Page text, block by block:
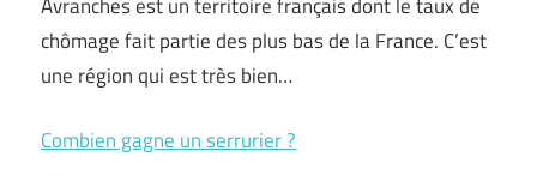
chômage fait partie des plus bas de la France. C’est
une région qui est très bien…
Combien gagne un serrurier ?